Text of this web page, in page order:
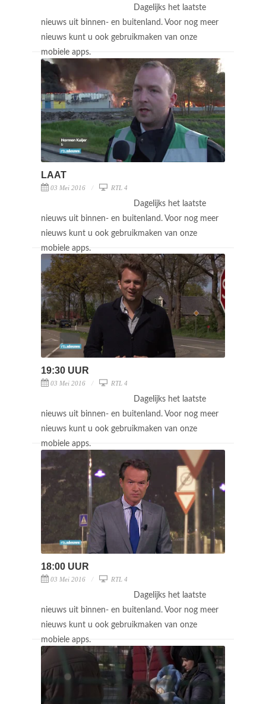
Dagelijks het laatste
nieuws uit binnen- en buitenland. Voor nog meer
nieuws kunt u ook gebruikmaken van onze
mobiele apps.
LAAT
03 Mei 2016 RTL 4
Dagelijks het laatste
nieuws uit binnen- en buitenland. Voor nog meer
nieuws kunt u ook gebruikmaken van onze
mobiele apps.
19:30 UUR
03 Mei 2016 RTL 4
Dagelijks het laatste
nieuws uit binnen- en buitenland. Voor nog meer
nieuws kunt u ook gebruikmaken van onze
mobiele apps.
18:00 UUR
03 Mei 2016 RTL 4
Dagelijks het laatste
nieuws uit binnen- en buitenland. Voor nog meer
nieuws kunt u ook gebruikmaken van onze
mobiele apps.